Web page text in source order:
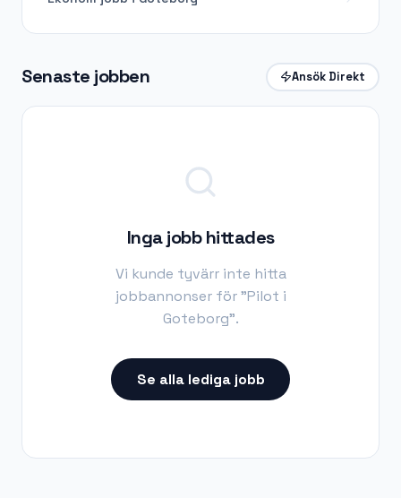
Senaste jobben Ansök Direkt
Inga jobb hittades
Vi kunde tyvärr inte hitta
jobbannonser för "Pilot i
Goteborg".
Se alla lediga jobb